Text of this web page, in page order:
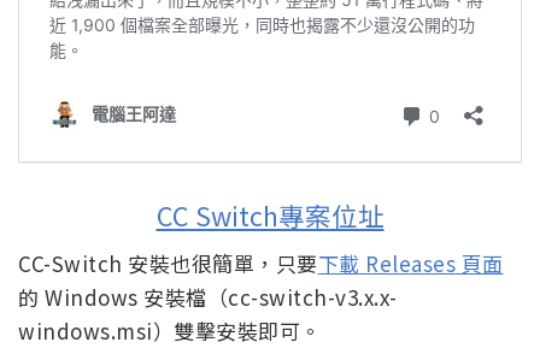
CC Switch專案位址
CC-Switch 安裝也很簡單，只要下載 Releases 頁面
的 Windows 安裝檔（cc-switch-v3.x.x-
windows.msi）雙擊安裝即可。